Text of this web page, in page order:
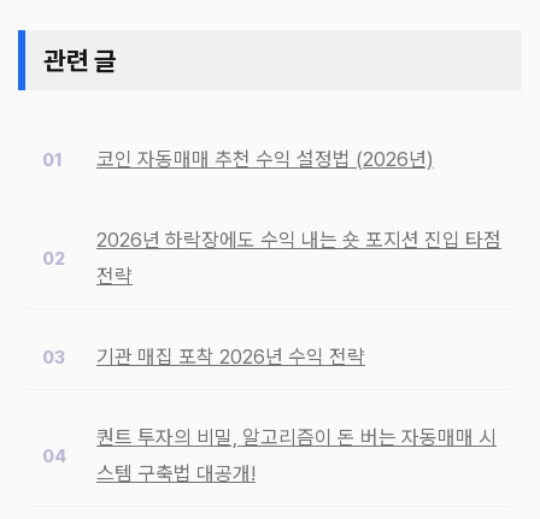
관련 글
코인 자동매매 추천 수익 설정법 (2026년)
2026년 하락장에도 수익 내는 숏 포지션 진입 타점
전략
기관 매집 포착 2026년 수익 전략
퀀트 투자의 비밀, 알고리즘이 돈 버는 자동매매 시
스템 구축법 대공개!